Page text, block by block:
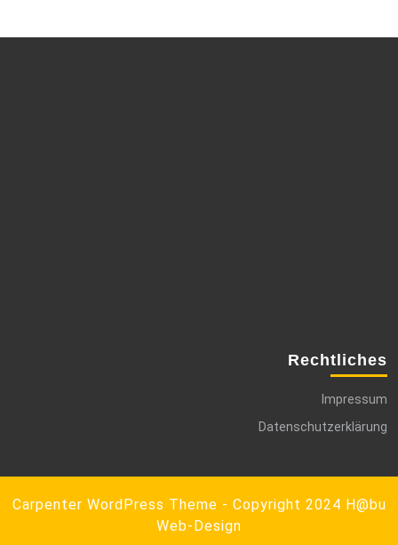
Rechtliches
Impressum
Datenschutzerklärung
Carpenter WordPress Theme - Copyright 2024 H@bu
Web-Design